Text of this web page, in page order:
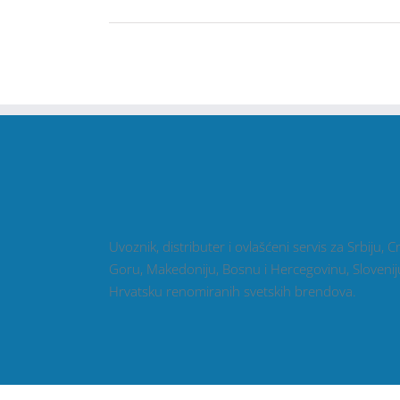
Uvoznik, distributer i ovlašćeni servis za Srbiju,
Goru, Makedoniju, Bosnu i Hercegovinu,
Hrvatsku renomiranih svetskih brendova.